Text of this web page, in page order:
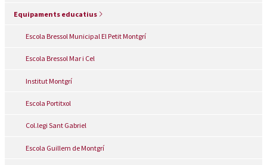
Equipaments educatius
Escola Bressol Municipal El Petit Montgrí
Escola Bressol Mar i Cel
Institut Montgrí
Escola Portitxol
Col.legi Sant Gabriel
Escola Guillem de Montgrí